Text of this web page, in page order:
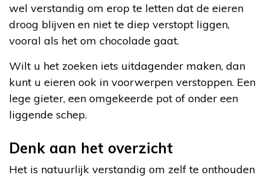
wel verstandig om erop te letten dat de eieren
droog blijven en niet te diep verstopt liggen,
vooral als het om chocolade gaat.
Wilt u het zoeken iets uitdagender maken, dan
kunt u eieren ook in voorwerpen verstoppen. Een
lege gieter, een omgekeerde pot of onder een
liggende schep.
Denk aan het overzicht
Het is natuurlijk verstandig om zelf te onthouden